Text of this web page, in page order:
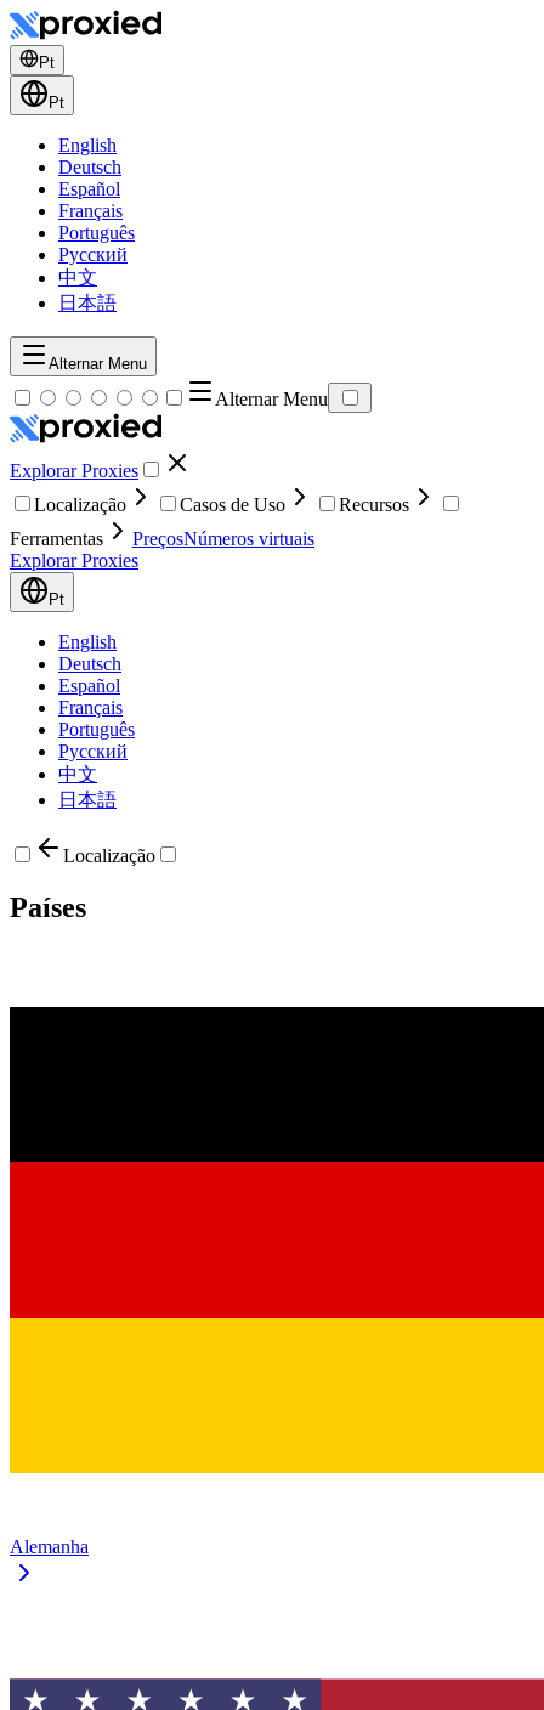
Pt
Pt
English
Deutsch
Español
Français
Português
Русский
中文
日本語
Alternar Menu
Alternar Menu
Explorar Proxies
Localização
Casos de Uso
Recursos
Ferramentas
PreçosNúmeros virtuais
Explorar Proxies
Pt
English
Deutsch
Español
Français
Português
Русский
中文
日本語
Localização
Países
Alemanha